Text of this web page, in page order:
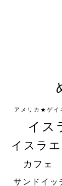
アメリカ★ゲイ
イス
イスラ
カフェ
サンドイッ